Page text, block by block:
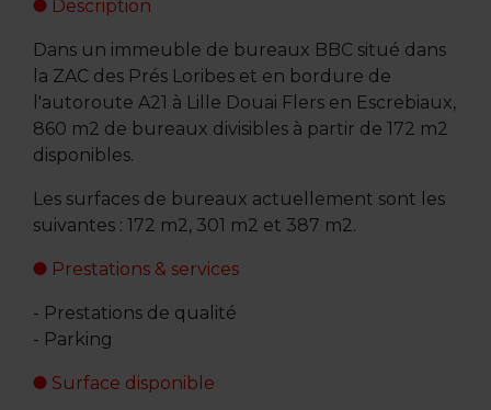
Description
Dans un immeuble de bureaux BBC situé dans
la ZAC des Prés Loribes et en bordure de
l'autoroute A21 à Lille Douai Flers en Escrebiaux,
860 m2 de bureaux divisibles à partir de 172 m2
disponibles.
Les surfaces de bureaux actuellement sont les
suivantes : 172 m2, 301 m2 et 387 m2.
Prestations & services
- Prestations de qualité
- Parking
Surface disponible